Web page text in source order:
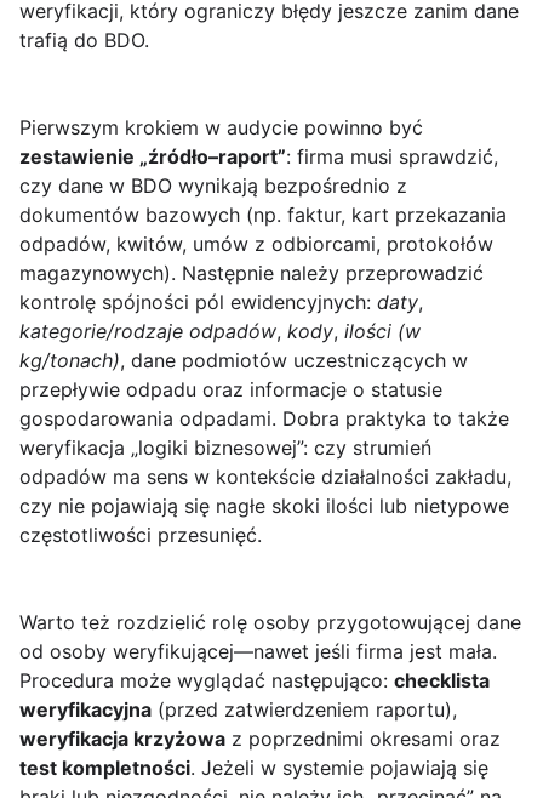
weryfikacji, który ograniczy błędy jeszcze zanim dane
trafią do BDO.
Pierwszym krokiem w audycie powinno być
zestawienie „źródło–raport”: firma musi sprawdzić,
czy dane w BDO wynikają bezpośrednio z
dokumentów bazowych (np. faktur, kart przekazania
odpadów, kwitów, umów z odbiorcami, protokołów
magazynowych). Następnie należy przeprowadzić
kontrolę spójności pól ewidencyjnych: daty,
kategorie/rodzaje odpadów, kody, ilości (w
kg/tonach), dane podmiotów uczestniczących w
przepływie odpadu oraz informacje o statusie
gospodarowania odpadami. Dobra praktyka to także
weryfikacja „logiki biznesowej”: czy strumień
odpadów ma sens w kontekście działalności zakładu,
czy nie pojawiają się nagłe skoki ilości lub nietypowe
częstotliwości przesunięć.
Warto też rozdzielić rolę osoby przygotowującej dane
od osoby weryfikującej—nawet jeśli firma jest mała.
Procedura może wyglądać następująco: checklista
weryfikacyjna (przed zatwierdzeniem raportu),
weryfikacja krzyżowa z poprzednimi okresami oraz
test kompletności. Jeżeli w systemie pojawiają się